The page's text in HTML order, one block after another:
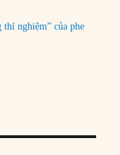
nghiệm” của phe